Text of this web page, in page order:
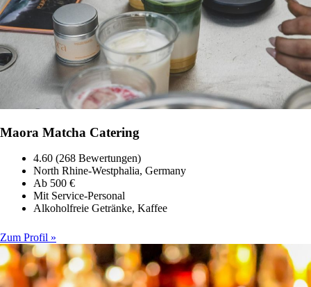
Maora Matcha Catering
4.60 (268 Bewertungen)
North Rhine-Westphalia, Germany
Ab 500 €
Mit Service-Personal
Alkoholfreie Getränke, Kaffee
Zum Profil »